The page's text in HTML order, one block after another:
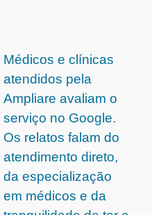
Médicos e clínicas
atendidos pela
Ampliare avaliam o
serviço no Google.
Os relatos falam do
atendimento direto,
da especialização
em médicos e da